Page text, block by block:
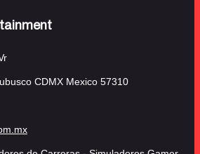
CDMX Mexico 57310